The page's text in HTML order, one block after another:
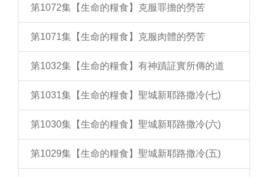
第1072集【生命的糧食】克服罪擔的勞苦
第1071集【生命的糧食】克服肉體的勞苦
第1032集【生命的糧食】有神蹟証實所傳的道
第1031集【生命的糧食】聖城新耶路撒冷(七)
第1030集【生命的糧食】聖城新耶路撒冷(六)
第1029集【生命的糧食】聖城新耶路撒冷(五)